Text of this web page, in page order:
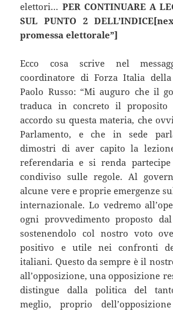
elettori… PER CONTINUARE A
SUL PUNTO 2
promessa elettorale”]
Ecco cosa scrive nel
coordinatore di Forza Italia
Paolo Russo: “Mi auguro che il
traduca in concreto il
accordo su questa materia, che
Parlamento, e che in sede
dimostri di aver capito la
referendaria e si renda
condiviso sulle regole. Al
alcune vere e proprie emergenze
internazionale. Lo vedremo
ogni provvedimento proposto
sostenendolo col nostro voto
positivo e utile nei confronti
italiani. Questo da sempre è il
all’opposizione, una opposizione
distingue dalla politica del
meglio, proprio